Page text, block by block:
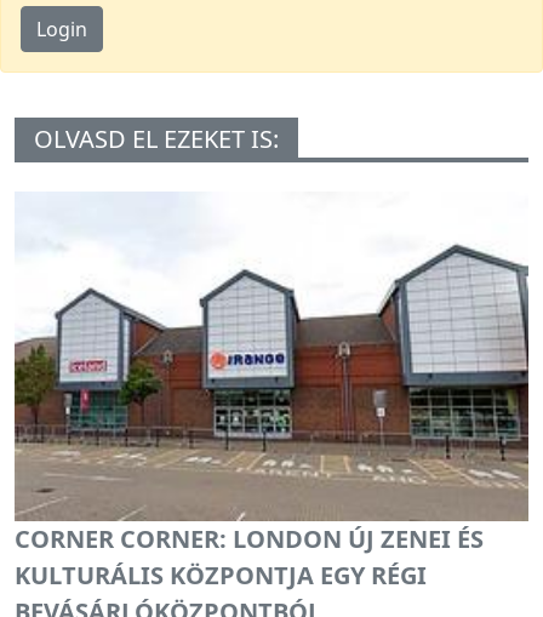
Login
OLVASD EL EZEKET IS:
CORNER CORNER: LONDON ÚJ ZENEI ÉS
KULTURÁLIS KÖZPONTJA EGY RÉGI